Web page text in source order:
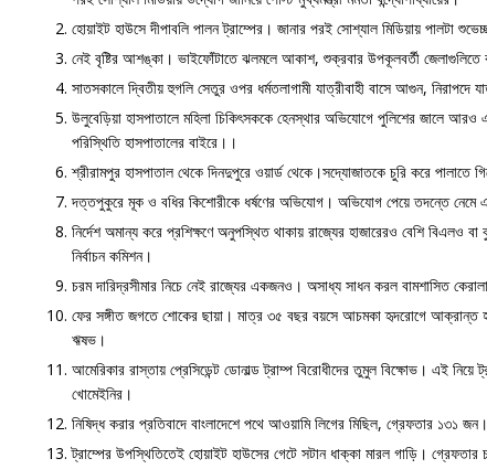
হোয়াইট হাউসে দীপাবলি পালন ট্রাম্পের। জানার পরই সোশ্যাল মিডিয়ায় পালটা
নেই বৃষ্টির আশঙ্কা। ভাইফোঁটাতে ঝলমলে আকাশ, শুক্রবার উপকূলবর্তী জেলাগুলিতে
সাতসকালে দ্বিতীয় হুগলি সেতুর ওপর ধর্মতলাগামী যাত্রীবাহী বাসে আগুন, নিরাপদে
উলুবেড়িয়া হাসপাতালে মহিলা চিকিৎসককে হেনস্থার অভিযোগে পুলিশের জালে
পরিস্থিতি হাসপাতালের বাইরে।।
শ্রীরামপুর হাসপাতাল থেকে দিনদুপুরে ওয়ার্ড থেকে।সদ্যোজাতকে চুরি করে পালাতে
দত্তপুকুরে মূক ও বধির কিশোরীকে ধর্ষণের অভিযোগ। অভিযোগ পেয়ে তদন্তে
নির্দেশ অমান্য করে প্রশিক্ষণে অনুপস্থিত থাকায় রাজ্যের হাজারেরও বেশি বিএলও
নির্বাচন কমিশন।
চরম দারিদ্রসীমার নিচে নেই রাজ্যের একজনও। অসাধ্য সাধন করল বামশাসিত
ফের সঙ্গীত জগতে শোকের ছায়া। মাত্র ৩৫ বছর বয়সে আচমকা হৃদরোগে আক্রান্ত
ঋষভ।
আমেরিকার রাস্তায় প্রেসিডেন্ট ডোনাল্ড ট্রাম্প বিরোধীদের তুমুল বিক্ষোভ। এই নিয়ে
খোমেইনির।
নিষিদ্ধ করার প্রতিবাদে বাংলাদেশে পথে আওয়ামি লিগের মিছিল, গ্রেফতার ১৩১ জন।
ট্রাম্পের উপস্থিতিতেই হোয়াইট হাউসের গেটে সটান ধাক্কা মারল গাড়ি।